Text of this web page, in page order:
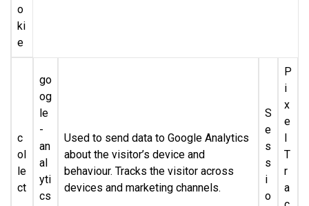
o
ki
e
c
ol
le
ct
go
og
le
-
an
al
yti
cs
Used to send data to Google Analytics
about the visitor’s device and
behaviour. Tracks the visitor across
devices and marketing channels.
S
e
s
s
i
o
P
i
x
e
l
T
r
a